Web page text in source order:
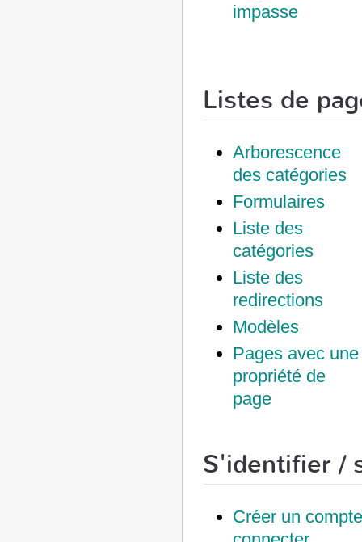
impasse
Listes de
Arborescence
des catégories
Formulaires
Liste des
catégories
Liste des
redirections
Modèles
Pages avec une
propriété de
page
S'identifier /
Créer un